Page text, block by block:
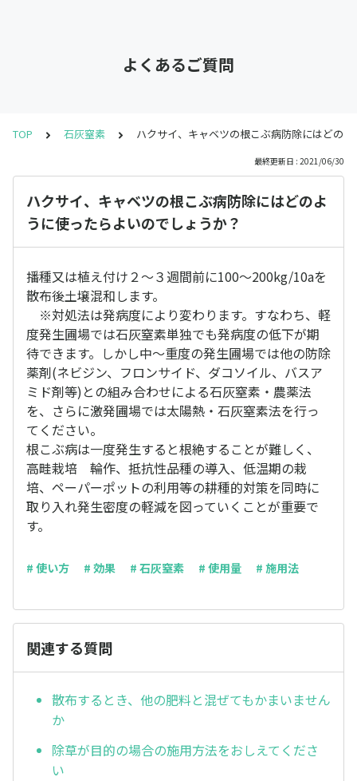
よくあるご質問
TOP 石灰窒素 ハクサイ、キャベツの根こぶ病防除にはどの
最終更新日 : 2021/06/30
ハクサイ、キャベツの根こぶ病防除にはどのよ
うに使ったらよいのでしょうか？
播種又は植え付け２～３週間前に100～200kg/10aを
散布後土壌混和します。
※対処法は発病度により変わります。すなわち、軽
度発生圃場では石灰窒素単独でも発病度の低下が期
待できます。しかし中～重度の発生圃場では他の防除
薬剤(ネビジン、フロンサイド、ダコソイル、バスア
ミド剤等)との組み合わせによる石灰窒素・農薬法
を、さらに激発圃場では太陽熱・石灰窒素法を行っ
てください。
根こぶ病は一度発生すると根絶することが難しく、
高畦栽培 輪作、抵抗性品種の導入、低温期の栽
培、ペーパーポットの利用等の耕種的対策を同時に
取り入れ発生密度の軽減を図っていくことが重要で
す。
# 使い方 # 効果 # 石灰窒素 # 使用量 # 施用法
関連する質問
散布するとき、他の肥料と混ぜてもかまいません
か
除草が目的の場合の施用方法をおしえてくださ
い